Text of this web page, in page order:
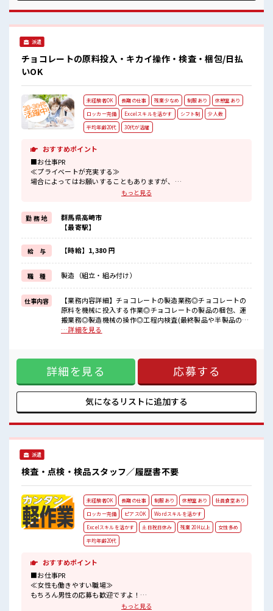
派遣
チョコレートの原料投入・キカイ操作・検査・梱包/日払
いOK
未経験者OK 長期の仕事 残業少なめ 制服あり
休憩室あり
ロッカー完備
Excelスキルを活かす シフト制
少人数
平均年齢20代
30代が活躍
おすすめポイント
■お仕事PR
≪プライベートが充実する≫
場合によってはお願いすることもありますが、
制服があるので、
毎日の服装の悩み解消♪
≪未経験でも活躍できる≫
新しいことにチャレンジするのは不安だけど、
しっかり働く環境が整っています！
イチからスキルUP・ステップUP目指していきましょう！
≪様々なお仕事をご提案≫
一人で悩まず気軽に相談できる、
派遣のお仕事です！
■職場の雰囲気
“コジンマリ”が好きな方にもお勧め！！
少人数の職場です♪
もっと見る
勤 務 地
群馬県高崎市
【最寄駅】
給 与 【時給】1,380 円
職 種 製造（組立・組み付け）
仕事内容
【業務内容詳細】チョコレートの製造業務◎チョコレートの
原料を機械に投入する作業◎チョコレートの製品の梱包、運
搬業務◎製造機械の操作◎工程内検査(最終製品や半製品の品
質検査)◎設備の点検やメンテナンス【取扱製品情報】チョコ
クラク制服アリ≫ 制服があるので、 毎日の服装の悩み解消♪
≪未経験でも活躍できる≫ 新しいことにチャレンジするのは
不安だけど、 しっかり働く環境が整っています！ イチからス
キルUP・ステップUP目指していきましょう！ ≪様々なお仕
事をご提案≫ 一人で悩まず気軽に相談できる、 派遣のお仕事
す☆ 一息つける休憩スペースもあります！
…詳細を見る
詳細を見る 応募する
気になるリストに追加する
派遣
検査・点検・検品スタッフ／履歴書不要
未経験者OK 長期の仕事 制服あり 休憩室あり
社員食堂あり
ロッカー完備
ピアスOK
Wordスキルを活かす
Excelスキルを活かす
土日祝日休み 残業 20H以上
女性多め
平均年齢20代
おすすめポイント
■お仕事PR
≪女性も働きやすい職場≫
もちろん男性の応募も歓迎ですよ！
もっと見る